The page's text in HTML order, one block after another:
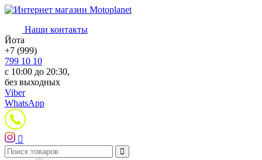
Наши контакты
Йота
+7 (999)
799 10 10
с 10:00 до 20:30,
без выходных
Viber
WhatsApp